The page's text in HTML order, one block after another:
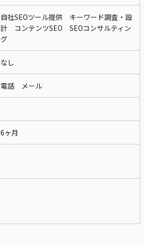
自社SEOツール提供 キーワード調査・設
計 コンテンツSEO SEOコンサルティン
グ
なし
電話 メール
6ヶ月